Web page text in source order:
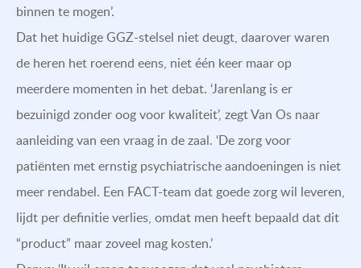
binnen te mogen’.
Dat het huidige GGZ-stelsel niet deugt, daarover waren
de heren het roerend eens, niet één keer maar op
meerdere momenten in het debat. ‘Jarenlang is er
bezuinigd zonder oog voor kwaliteit’, zegt Van Os naar
aanleiding van een vraag in de zaal. ‘De zorg voor
patiënten met ernstig psychiatrische aandoeningen is niet
meer rendabel. Een FACT-team dat goede zorg wil leveren,
lijdt per definitie verlies, omdat men heeft bepaald dat dit
“product” maar zoveel mag kosten.’